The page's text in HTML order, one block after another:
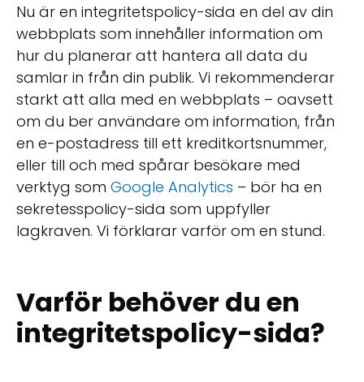
Nu är en integritetspolicy-sida en del av din
webbplats som innehåller information om
hur du planerar att hantera all data du
samlar in från din publik. Vi rekommenderar
starkt att alla med en webbplats – oavsett
om du ber användare om information, från
en e-postadress till ett kreditkortsnummer,
eller till och med spårar besökare med
verktyg som Google Analytics – bör ha en
sekretesspolicy-sida som uppfyller
lagkraven. Vi förklarar varför om en stund.
Varför behöver du en
integritetspolicy-sida?